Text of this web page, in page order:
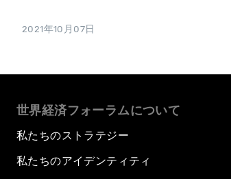
2021年10月07日
世界経済フォーラムについて
私たちのストラテジー
私たちのアイデンティティ